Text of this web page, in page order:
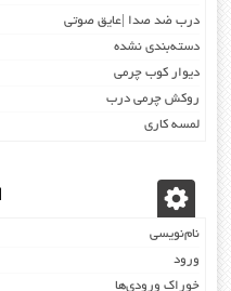
درب ضد صدا |عایق صوتی
دسته‌بندی نشده
دیوار کوب چرمی
روکش چرمی درب
لمسه کاری
نام‌نویسی
ورود
خوراک ورودی‌ها